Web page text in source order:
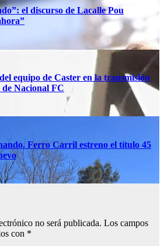
el discurso de Lacalle Pou
equipo de Caster en la transmisión
de Nacional FC
Ferro Carril estreno el título 45
no será publicada. Los campos
con *